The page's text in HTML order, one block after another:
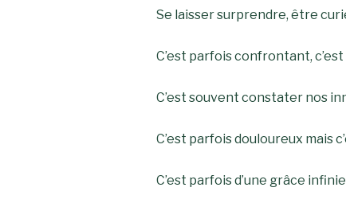
Se laisser surprendre, être
C’est parfois confrontant,
C’est souvent constater nos
C’est parfois douloureux mais
C’est parfois d’une grâce